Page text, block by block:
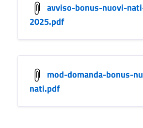
avviso-bonus-nuovi-
2025.pdf
mod-domanda-bonus-
nati.pdf